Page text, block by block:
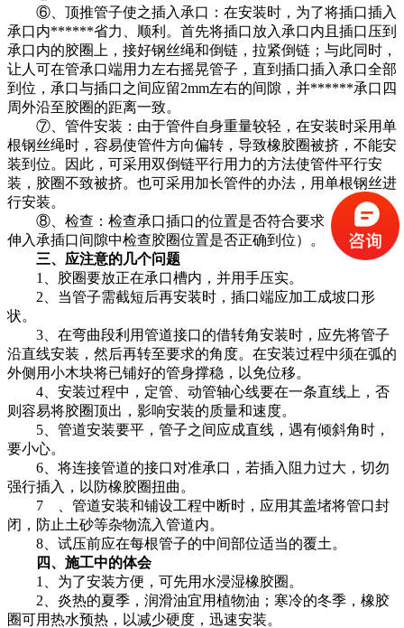
⑥、顶推管子使之插入承口：在安装时，为了将插口插入
承口内******省力、顺利。首先将插口放入承口内且插口压到
承口内的胶圈上，接好钢丝绳和倒链，拉紧倒链；与此同时，
让人可在管承口端用力左右摇晃管子，直到插口插入承口全部
到位，承口与插口之间应留2mm左右的间隙，并******承口四
周外沿至胶圈的距离一致。
⑦、管件安装：由于管件自身重量较轻，在安装时采用单
根钢丝绳时，容易使管件方向偏转，导致橡胶圈被挤，不能安
装到位。因此，可采用双倒链平行用力的方法使管件平行安
装，胶圈不致被挤。也可采用加长管件的办法，用单根钢丝进
行安装。
⑧、检查：检查承口插口的位置是否符合要求（用钢板尺
伸入承插口间隙中检查胶圈位置是否正确到位）。
三、应注意的几个问题
1、胶圈要放正在承口槽内，并用手压实。
2、当管子需截短后再安装时，插口端应加工成坡口形
状。
3、在弯曲段利用管道接口的借转角安装时，应先将管子
沿直线安装，然后再转至要求的角度。在安装过程中须在弧的
外侧用小木块将已铺好的管身撑稳，以免位移。
4、安装过程中，定管、动管轴心线要在一条直线上，否
则容易将胶圈顶出，影响安装的质量和速度。
5、管道安装要平，管子之间应成直线，遇有倾斜角时，
要小心。
6、将连接管道的接口对准承口，若插入阻力过大，切勿
强行插入，以防橡胶圈扭曲。
7 、管道安装和铺设工程中断时，应用其盖堵将管口封
闭，防止土砂等杂物流入管道内。
8、试压前应在每根管子的中间部位适当的覆土。
四、施工中的体会
1、为了安装方便，可先用水浸湿橡胶圈。
2、炎热的夏季，润滑油宜用植物油；寒冷的冬季，橡胶
圈可用热水预热，以减少硬度，迅速安装。